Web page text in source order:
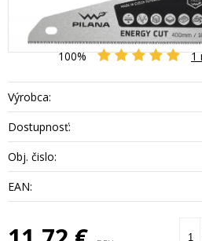
100% 1
Výrobca:
Dostupnosť:
Obj. čislo:
EAN: